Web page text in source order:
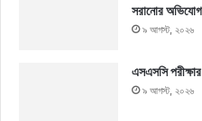
সরানোর অভিযোগ
৯ আগস্ট, ২০২৬
এসএসসি
৯ আগস্ট, ২০২৬